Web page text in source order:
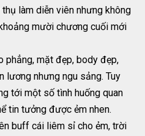
làm diễn viên nhưng không
mười chương cuối mới
phẳng, mặt đẹp, body đẹp,
lương nhưng ngu sảng. Tuy
tới một số tình huống quan
tin tưởng được ẻm nhen.
buff cái liêm sỉ cho ẻm, trời